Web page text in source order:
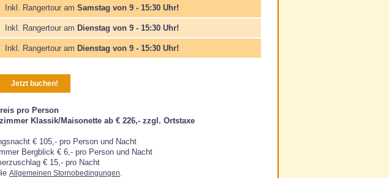
Inkl. Rangertour am Samstag von 9 - 15:30 Uhr!
Inkl. Rangertour am Dienstag von 9 - 15:30 Uhr!
Inkl. Rangertour am Dienstag von 9 - 15:30 Uhr!
Jetzt buchen!
pro Person
Klassik/Maisonette ab € 226,- zzgl. Ortstaxe
€ 105,- pro Person und Nacht
Bergblick € 6,- pro Person und Nacht
€ 15,- pro Nacht
Allgemeinen Stornobedingungen.